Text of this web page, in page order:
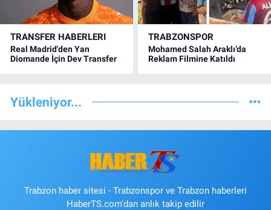
TRANSFER HABERLERI
Real Madrid'den Yan
Diomande İçin Dev Transfer
TRABZONSPOR
Mohamed Salah Araklı’da
Reklam Filmine Katıldı
Yükleniyor...
Trabzon haber sitesi - Trabzonspor ve Trabzon haberleri
HaberTS.com'dan anlık takip edilir